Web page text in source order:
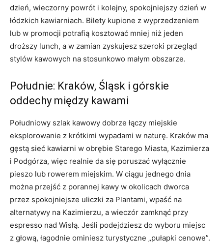
dzień, wieczorny powrót i kolejny, spokojniejszy dzień w
łódzkich kawiarniach. Bilety kupione z wyprzedzeniem
lub w promocji potrafią kosztować mniej niż jeden
droższy lunch, a w zamian zyskujesz szeroki przegląd
stylów kawowych na stosunkowo małym obszarze.
Południe: Kraków, Śląsk i górskie
oddechy między kawami
Południowy szlak kawowy dobrze łączy miejskie
eksplorowanie z krótkimi wypadami w naturę. Kraków ma
gęstą sieć kawiarni w obrębie Starego Miasta, Kazimierza
i Podgórza, więc realnie da się poruszać wyłącznie
pieszo lub rowerem miejskim. W ciągu jednego dnia
można przejść z porannej kawy w okolicach dworca
przez spokojniejsze uliczki za Plantami, wpaść na
alternatywy na Kazimierzu, a wieczór zamknąć przy
espresso nad Wisłą. Jeśli podejdziesz do wyboru miejsc
z głową, łagodnie ominiesz turystyczne „pułapki cenowe”.